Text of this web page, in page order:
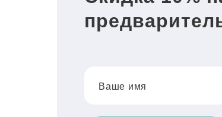
Ваше имя